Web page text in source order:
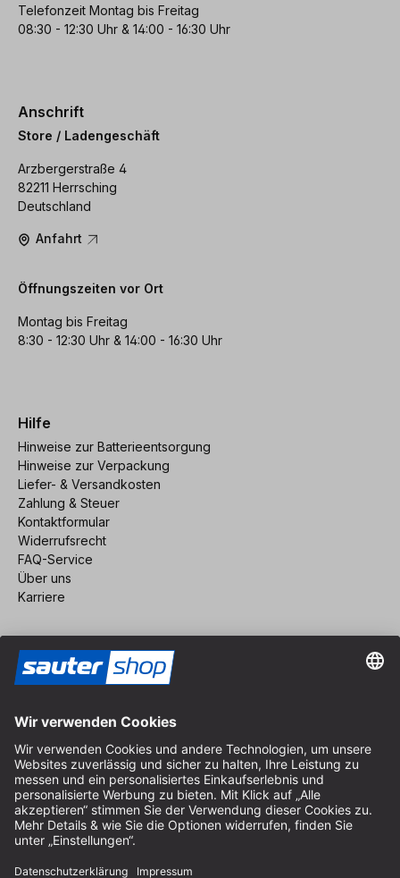
Telefonzeit Montag bis Freitag
08:30 - 12:30 Uhr & 14:00 - 16:30 Uhr
Anschrift
Store / Ladengeschäft
Arzbergerstraße 4
82211 Herrsching
Deutschland
Anfahrt
Öffnungszeiten vor Ort
Montag bis Freitag
8:30 - 12:30 Uhr & 14:00 - 16:30 Uhr
Hilfe
Hinweise zur Batterieentsorgung
Hinweise zur Verpackung
Liefer- & Versandkosten
Zahlung & Steuer
Kontaktformular
Widerrufsrecht
FAQ-Service
Über uns
Karriere
Impressum
AGB
Datenschutz
Cookie-Einstellungen
© 2026 sauter GmbH